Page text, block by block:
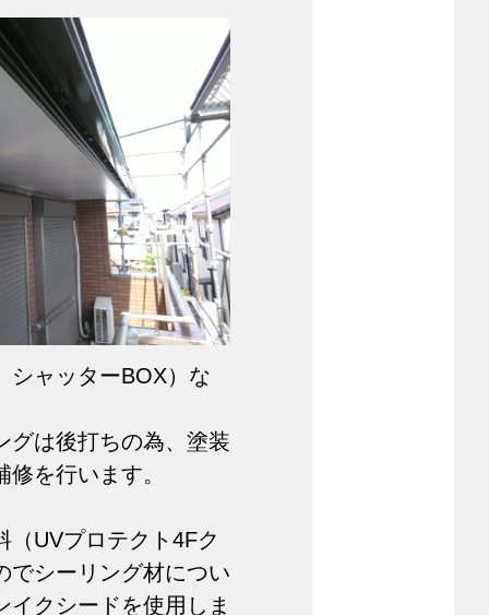
シャッターBOX）な
グは後打ちの為、塗装
を行います。
（UVプロテクト4Fク
でシーリング材につい
イクシードを使用しま